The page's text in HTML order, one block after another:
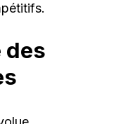
des